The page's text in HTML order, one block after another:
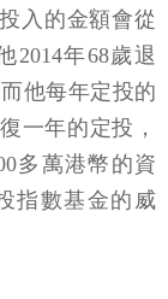
入的金額會從
2014年68歲退
他每年定投的
一年的定投，
多萬港幣的資
指數基金的威